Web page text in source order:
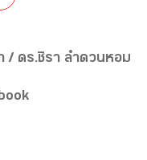
/ ดร.ชิรา ลำดวนหอม